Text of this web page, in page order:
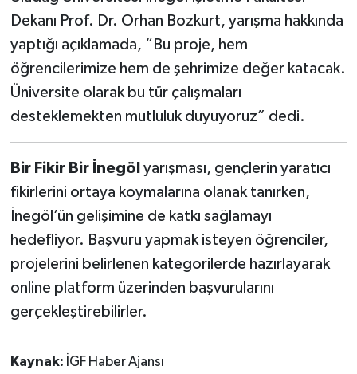
Dekanı Prof. Dr. Orhan Bozkurt, yarışma hakkında
yaptığı açıklamada, “Bu proje, hem
öğrencilerimize hem de şehrimize değer katacak.
Üniversite olarak bu tür çalışmaları
desteklemekten mutluluk duyuyoruz” dedi.
Bir Fikir Bir İnegöl yarışması, gençlerin yaratıcı
fikirlerini ortaya koymalarına olanak tanırken,
İnegöl’ün gelişimine de katkı sağlamayı
hedefliyor. Başvuru yapmak isteyen öğrenciler,
projelerini belirlenen kategorilerde hazırlayarak
online platform üzerinden başvurularını
gerçekleştirebilirler.
Kaynak: İGF Haber Ajansı